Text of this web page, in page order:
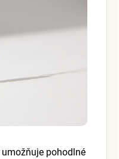
umožňuje pohodlné